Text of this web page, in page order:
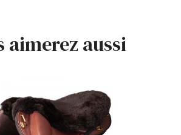
aimerez aussi